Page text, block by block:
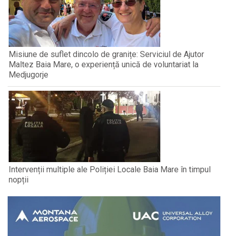
Misiune de suflet dincolo de granițe: Serviciul de Ajutor
Maltez Baia Mare, o experiență unică de voluntariat la
Medjugorje
Intervenții multiple ale Poliției Locale Baia Mare în timpul
nopții